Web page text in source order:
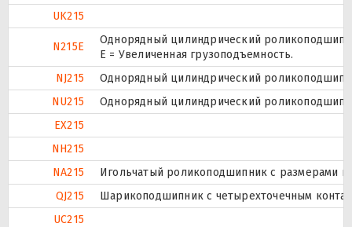
UK215
N215E
Однорядный цилиндрический
Е = Увеличенная грузоподъемность.
NJ215
Однорядный цилиндрический
NU215
Однорядный цилиндрический
EX215
NH215
NA215
Игольчатый роликоподшипник с размерами
QJ215
Шарикоподшипник с четырехточечным
UC215